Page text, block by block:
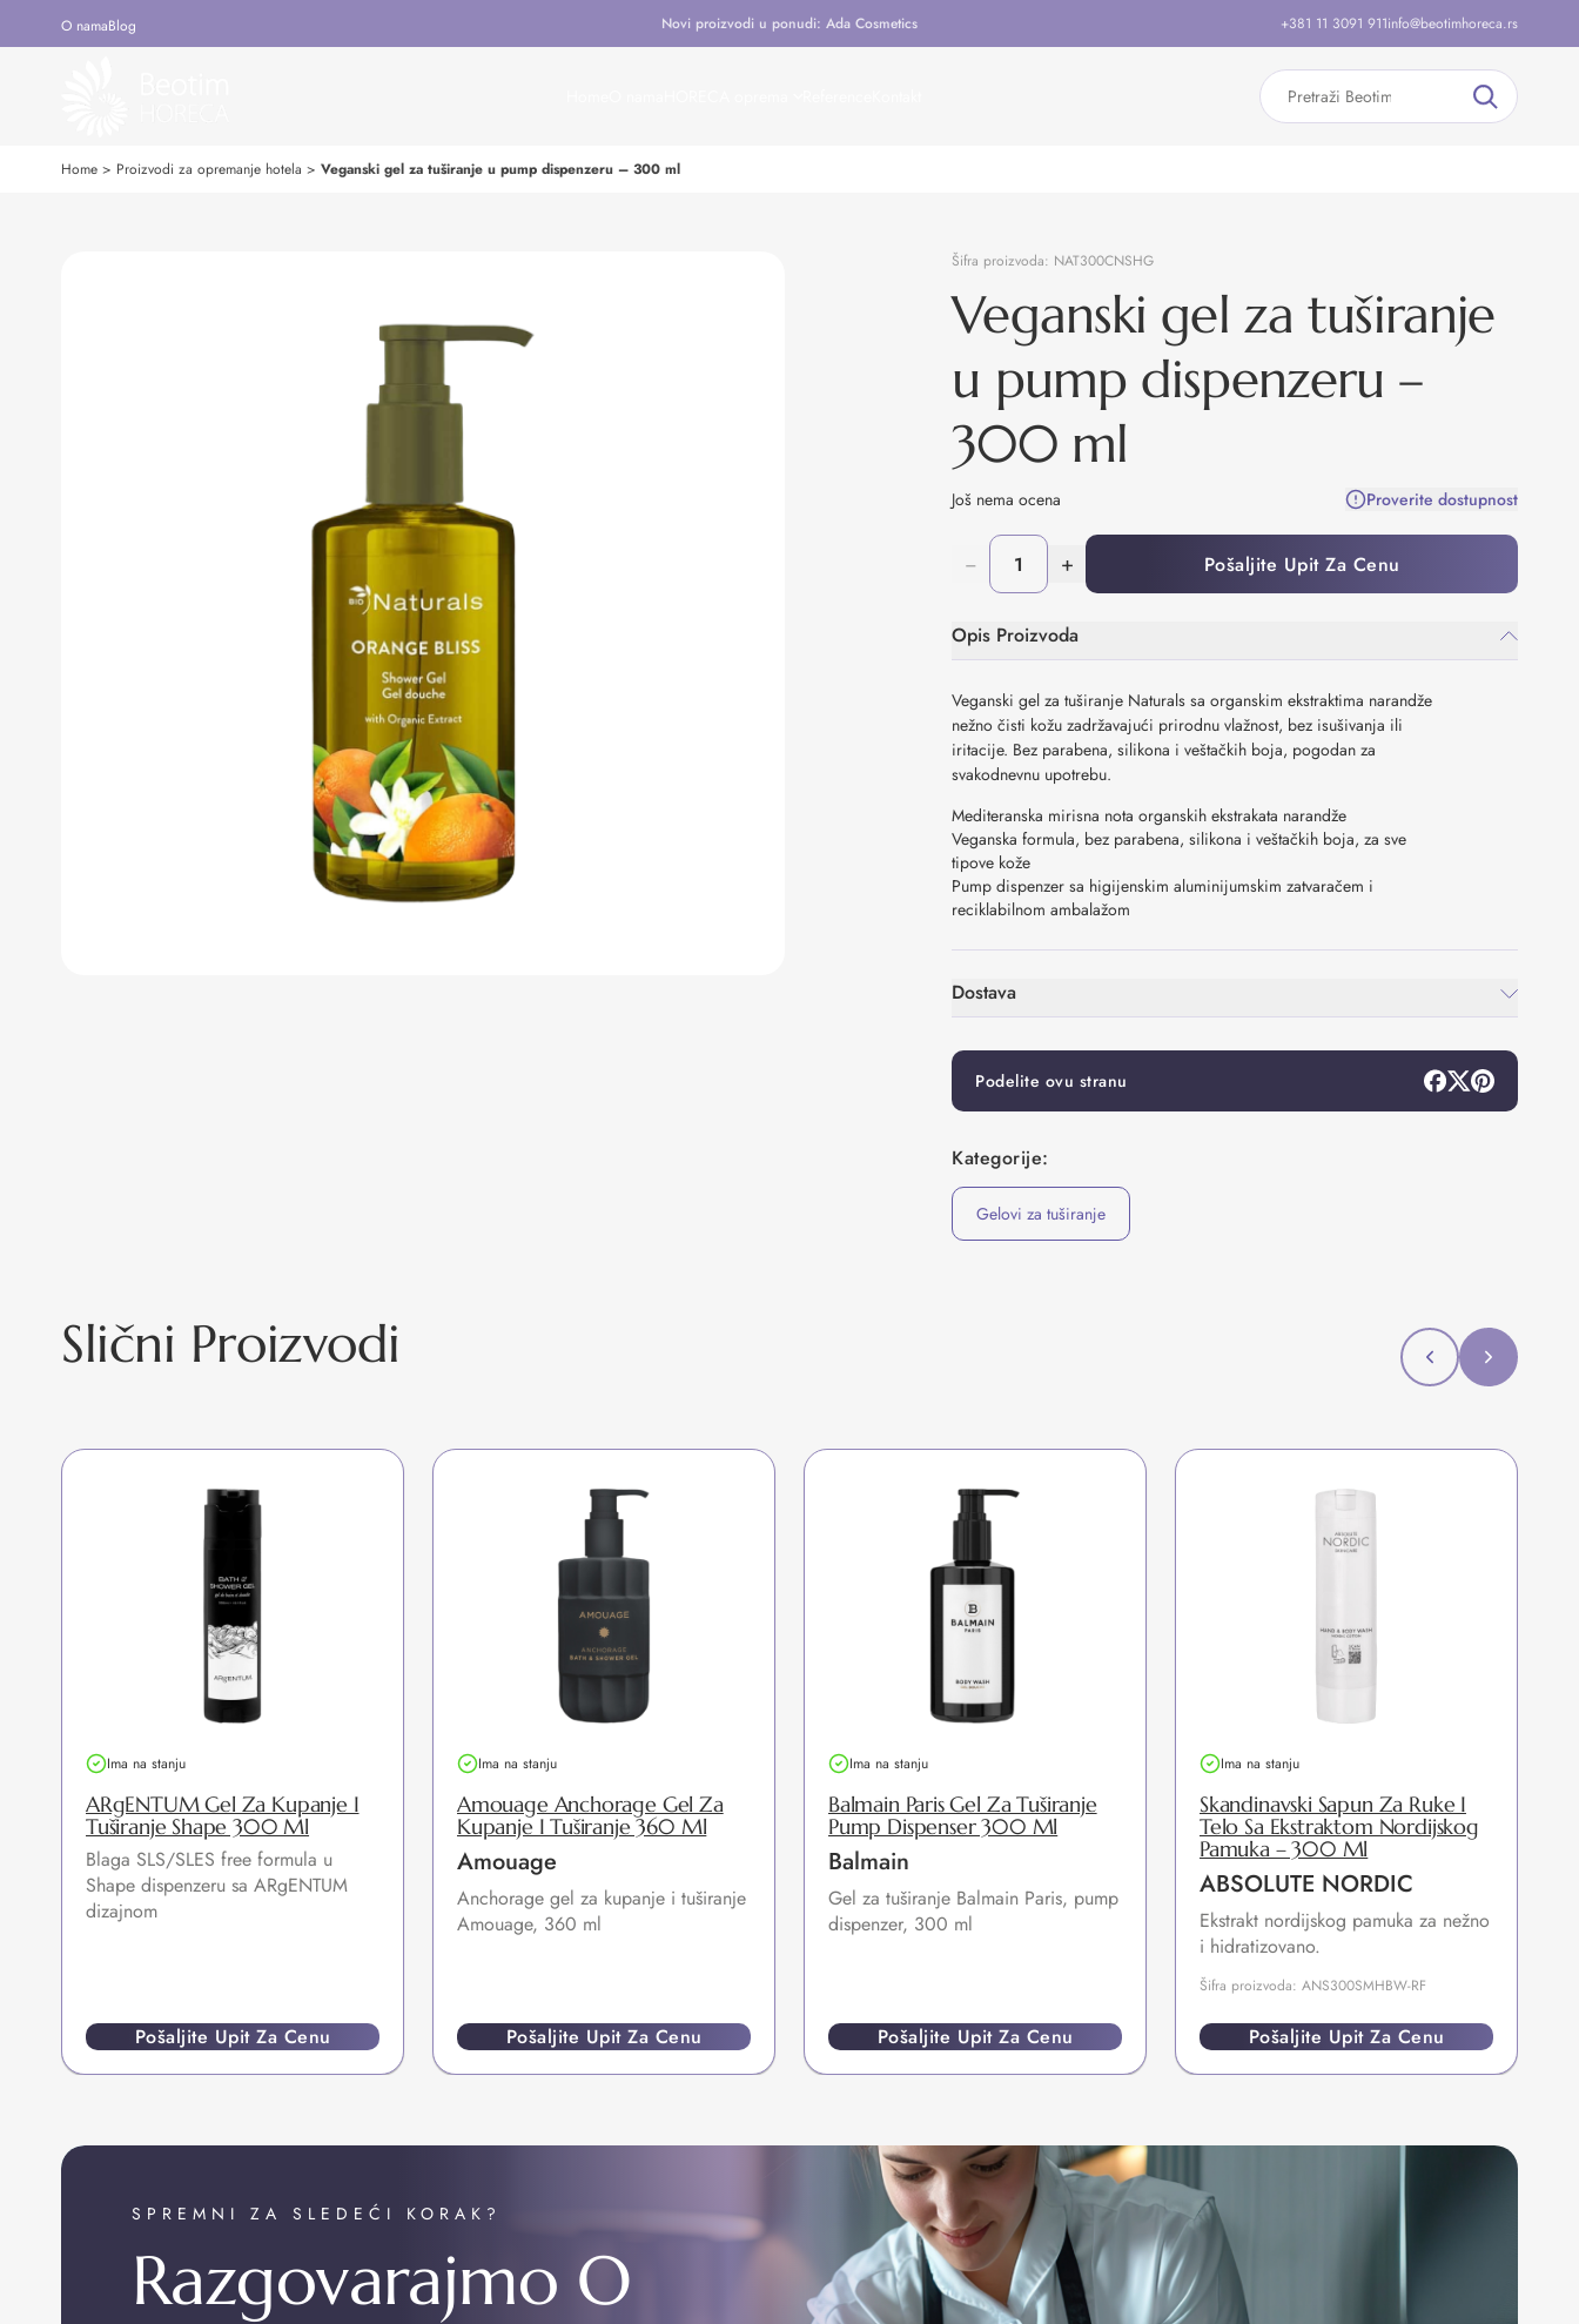
O namaBlog Novi proizvodi u ponudi: Ada Cosmetics +381 11 3091 911info@beotimhoreca.rs
Home > Proizvodi za opremanje hotela > Veganski gel za tuširanje u pump dispenzeru – 300 ml
Šifra proizvoda: NAT300CNSHG
Veganski gel za tuširanje
u pump dispenzeru –
300 ml
Još nema ocena Proverite dostupnost
− + Pošaljite Upit Za Cenu
Opis Proizvoda
Veganski gel za tuširanje Naturals sa organskim ekstraktima narandže
nežno čisti kožu zadržavajući prirodnu vlažnost, bez isušivanja ili
iritacije. Bez parabena, silikona i veštačkih boja, pogodan za
svakodnevnu upotrebu.
Mediteranska mirisna nota organskih ekstrakata narandže
Veganska formula, bez parabena, silikona i veštačkih boja, za sve
tipove kože
Pump dispenzer sa higijenskim aluminijumskim zatvaračem i
reciklabilnom ambalažom
Dostava
Podelite ovu stranu
Kategorije:
Gelovi za tuširanje
Slični Proizvodi
Ima na stanju
ARgENTUM Gel Za Kupanje I
Tuširanje Shape 300 Ml
Blaga SLS/SLES free formula u
Shape dispenzeru sa ARgENTUM
dizajnom
Pošaljite Upit Za Cenu
Ima na stanju
Amouage Anchorage Gel Za
Kupanje I Tuširanje 360 Ml
Amouage
Anchorage gel za kupanje i tuširanje
Amouage, 360 ml
Pošaljite Upit Za Cenu
Ima na stanju
Balmain Paris Gel Za Tuširanje
Pump Dispenser 300 Ml
Balmain
Gel za tuširanje Balmain Paris, pump
dispenzer, 300 ml
Pošaljite Upit Za Cenu
Ima na stanju
Skandinavski Sapun Za Ruke I
Telo Sa Ekstraktom Nordijskog
Pamuka – 300 Ml
ABSOLUTE NORDIC
Ekstrakt nordijskog pamuka za nežno
i hidratizovano.
Šifra proizvoda: ANS300SMHBW-RF
Pošaljite Upit Za Cenu
SPREMNI ZA SLEDEĆI KORAK?
Razgovarajmo O